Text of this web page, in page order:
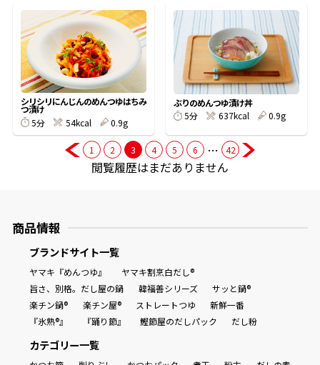
新鮮一番
氷熟®︎
だしパック
シリシリにんじんのめんつゆはちみ
つ漬け
5分
54kcal 0.9g
ぶりのめんつゆ漬け丼
5分
637kcal 0.9g
1 2 3 4 5 6 … 42
閲覧履歴はまだありません
商品情報
ブランドサイト一覧
ヤマキ『めんつゆ』
ヤマキ割烹白だし®
旨さ、別格。だし屋の鍋
韓福善シリーズ
サッと鍋®
楽チン鍋®
楽チン屋® ストレートつゆ
新鮮一番
『氷熟®』
『踊り節』 鰹節屋のだしパック だし粉
カテゴリー一覧